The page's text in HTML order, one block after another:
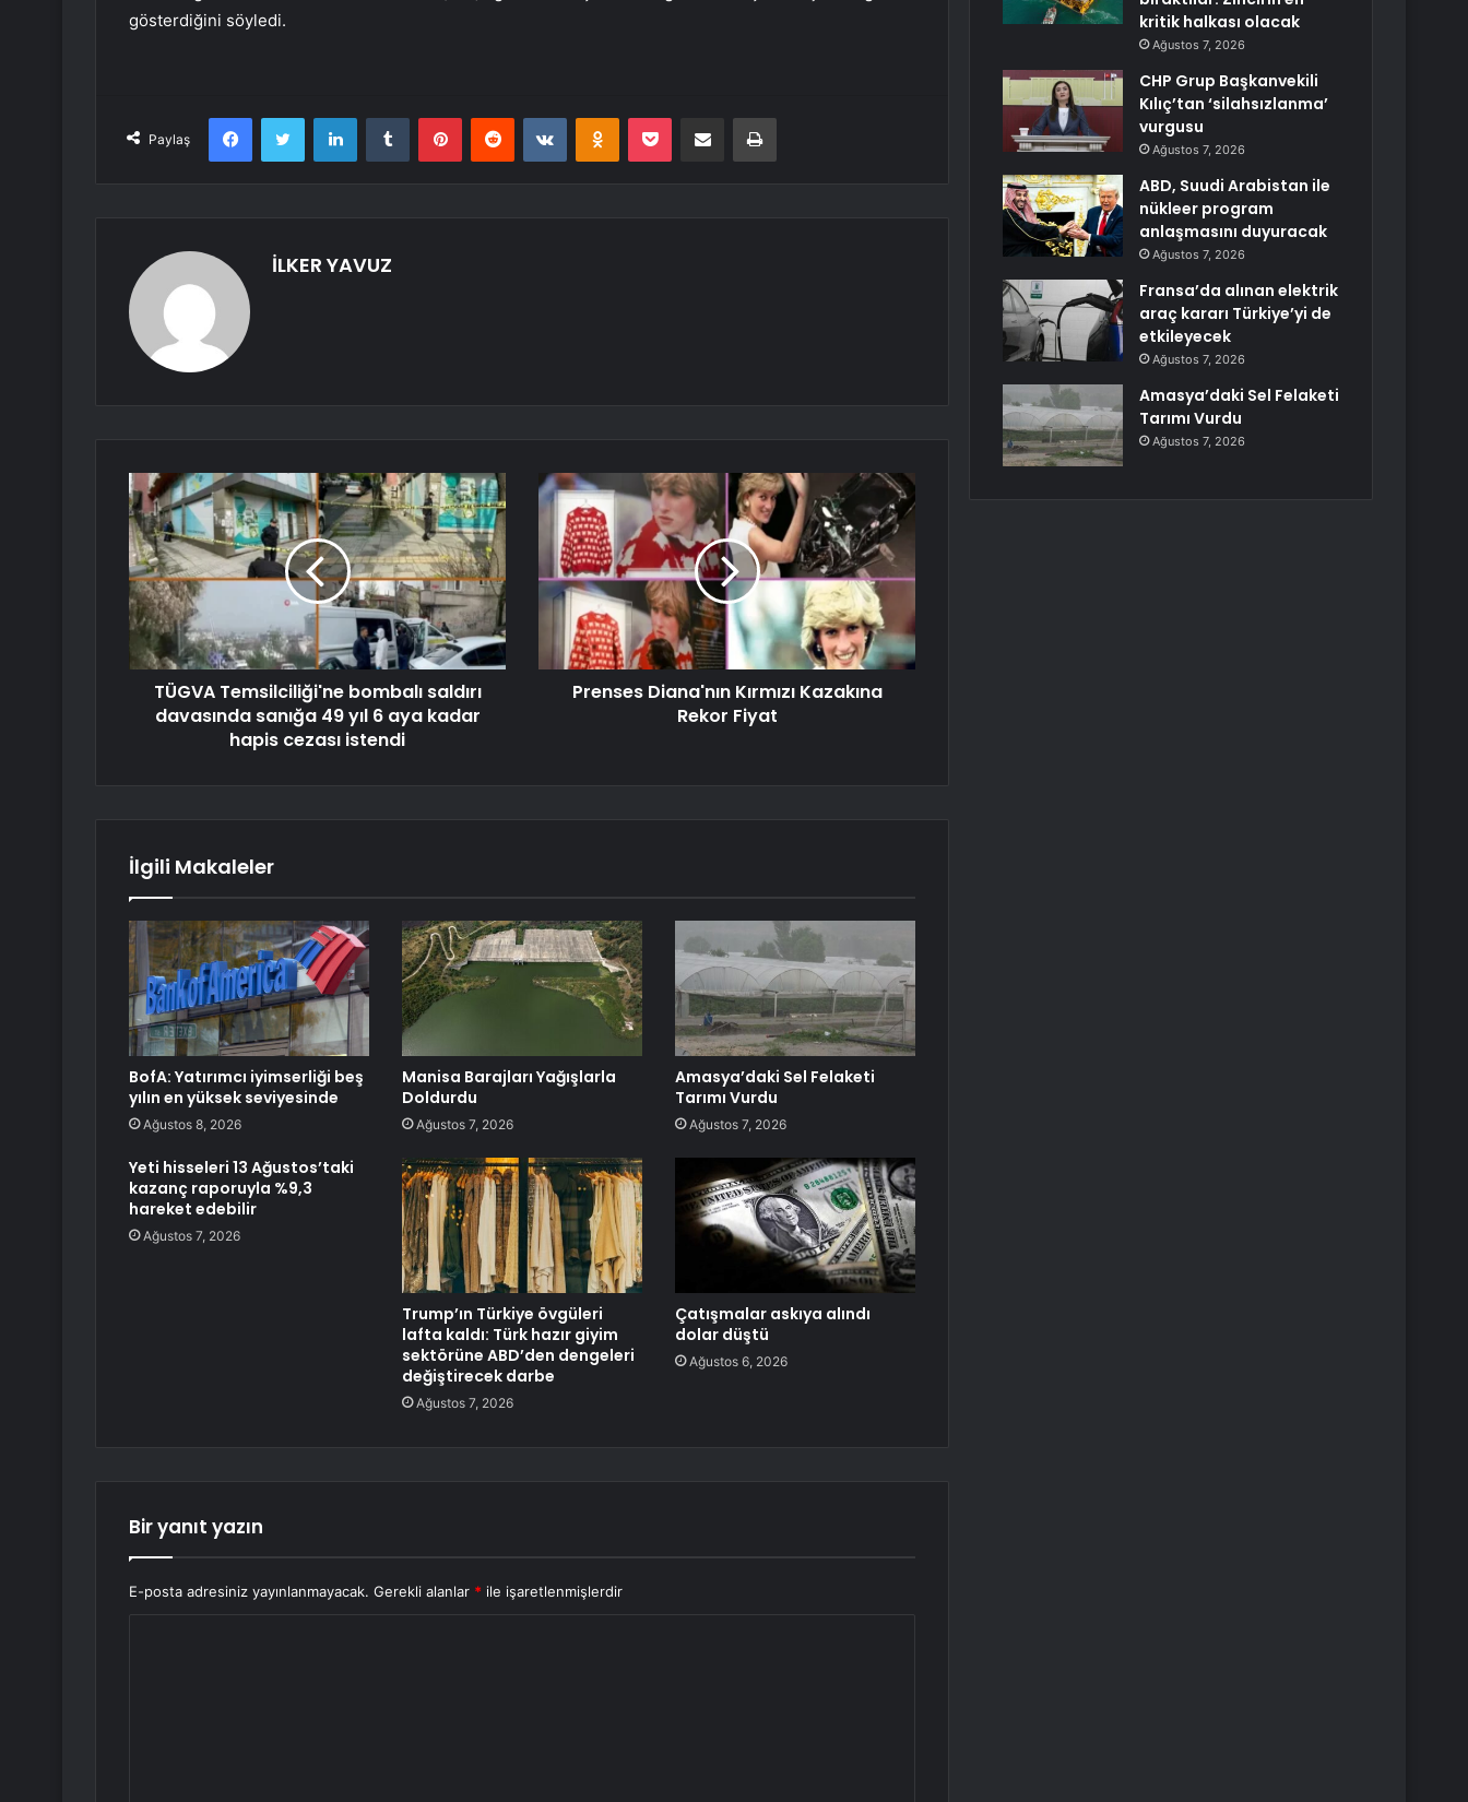
gösterdiğini söyledi.
Paylaş
FacebookTwitter LinkedInTumblr PinterestReddit VKontakteOdnoklassniki
Pocket E-Posta ile paylaş Yazdır
İLKER YAVUZ
TÜGVA Temsilciliği'ne bombalı saldırı
davasında sanığa 49 yıl 6 aya kadar
hapis cezası istendi
Prenses Diana'nın Kırmızı Kazakına
Rekor Fiyat
İlgili Makaleler
BofA: Yatırımcı iyimserliği beş
yılın en yüksek seviyesinde
Ağustos 8, 2026
Manisa Barajları Yağışlarla
Doldurdu
Ağustos 7, 2026
Amasya’daki Sel Felaketi
Tarımı Vurdu
Ağustos 7, 2026
Yeti hisseleri 13 Ağustos’taki
kazanç raporuyla %9,3
hareket edebilir
Ağustos 7, 2026
Trump’ın Türkiye övgüleri
lafta kaldı: Türk hazır giyim
sektörüne ABD’den dengeleri
değiştirecek darbe
Ağustos 7, 2026
Çatışmalar askıya alındı
dolar düştü
Ağustos 6, 2026
Bir yanıt yazın
E-posta adresiniz yayınlanmayacak. Gerekli alanlar * ile işaretlenmişlerdir
kritik halkası olacak
Ağustos 7, 2026
CHP Grup Başkanvekili
Kılıç’tan ‘silahsızlanma’
vurgusu
Ağustos 7, 2026
ABD, Suudi Arabistan ile
nükleer program
anlaşmasını duyuracak
Ağustos 7, 2026
Fransa’da alınan elektrik
araç kararı Türkiye’yi de
etkileyecek
Ağustos 7, 2026
Amasya’daki Sel Felaketi
Tarımı Vurdu
Ağustos 7, 2026